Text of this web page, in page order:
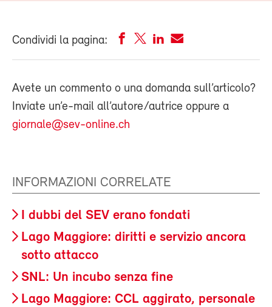
Condividi la pagina:
Avete un commento o una domanda sull’articolo?
Inviate un’e-mail all’autore/autrice oppure a
giornale@sev-online.ch
INFORMAZIONI CORRELATE
I dubbi del SEV erano fondati
Lago Maggiore: diritti e servizio ancora
sotto attacco
SNL: Un incubo senza fine
Lago Maggiore: CCL aggirato, personale